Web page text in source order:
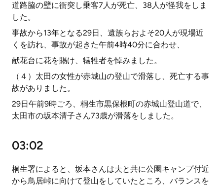
道路脇の壁に衝突し乗客7人が死亡、38人が怪我をしま
した。
事故から13年となる29日、遺族らおよそ20人が現場近
くを訪れ、事故が起きた午前4時40分に合わせ、
献花台に花を賜け、犠牲者を悼みました。
（４）太田の女性が赤城山の登山で滑落し、死亡する事
故がありました。
29日午前9時ごろ、桐生市黒保根町の赤城山登山道で、
太田市の坂本清子さん73歳が滑落をしました。
03:02
桐生署によると、坂本さんは夫と共に公園キャンプ付近
から鳥居峠に向けて登山をしていたところ、バランスを